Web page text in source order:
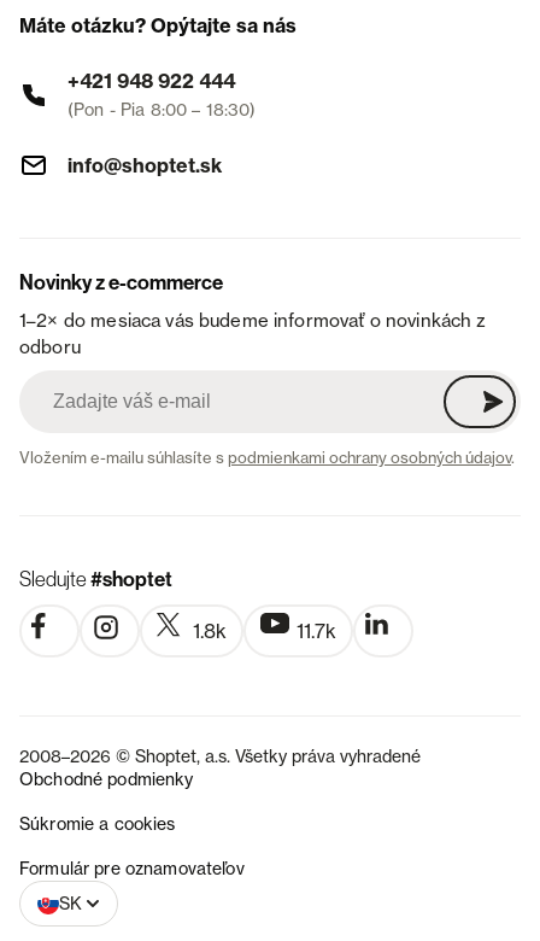
Máte otázku? Opýtajte sa nás
+421 948 922 444
(Pon - Pia 8:00 – 18:30)
info@shoptet.sk
Novinky z e-commerce
1–2× do mesiaca vás budeme informovať o novinkách z
odboru
Vložením e-mailu súhlasíte spodmienkami ochrany osobných údajov.
Sledujte#shoptet
1.8k 11.7k
2008–2026 © Shoptet, a.s. Všetky práva vyhradené
Obchodné podmienky
Súkromie a cookies
Formulár pre oznamovateľov
SK